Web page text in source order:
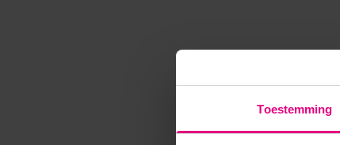
Toestemming